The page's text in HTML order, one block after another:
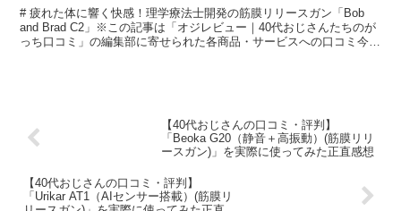
際に使ってみた正直感想
# 疲れた体に響く快感！理学療法士開発の筋膜リリースガン「Bob
and Brad C2」※この記事は「オジレビュー｜40代おじさんたちのが
っち口コミ」の編集部に寄せられた各商品・サービスへの口コミ今
【40代おじさんの口コミ・評判】
「Beoka G20（静音＋高振動）(筋膜リリ
ースガン)」を実際に使ってみた正直感想
【40代おじさんの口コミ・評判】
「Urikar AT1（AIセンサー搭載）(筋膜リ